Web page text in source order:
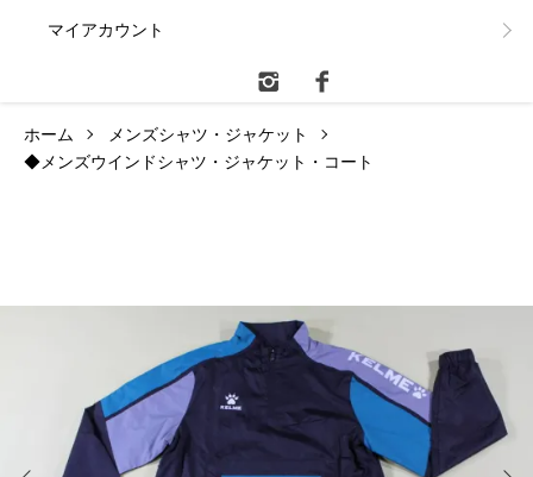
マイアカウント
ホーム
メンズシャツ・ジャケット
◆メンズウインドシャツ・ジャケット・コート